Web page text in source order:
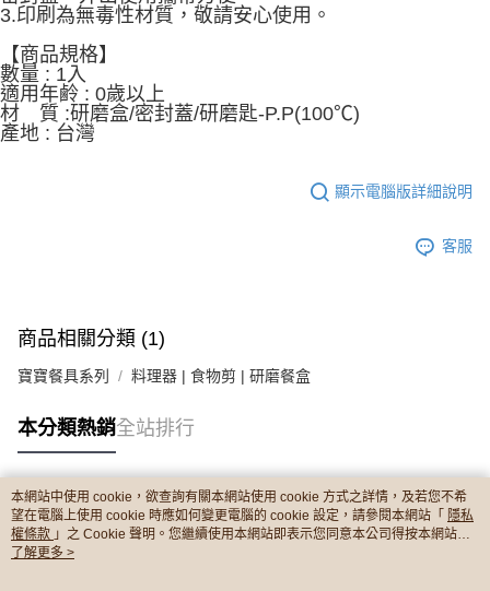
【「AFTEE先享後付」結帳流程】
１．於結帳方式選擇「AFTEE先享後付」後，將跳轉至「AFTEE先享後付」
結帳頁面，進行簡訊認證並確認金額後，即可完成結帳。
２．訂單成立數日內，您將收到繳費通知簡訊。
３．收到繳費通知簡訊後14天內，點擊此簡訊中的連結，可透過四大超商／
ATM／網路銀行／等多元方式進行付款，方視為交易完成。
※ 請注意：結帳手續完成當下不需立刻繳費，但若您需要取消訂單，請聯絡
購買商品的店家。未經商家同意取消之訂單仍視為有效，需透過AFTEE先享
※ 交易是否成功請以「AFTEE先享後付 」之結帳頁面顯示為準，若有關於
是否繳費成功／繳費後需取消欲退款等相關疑問，請聯繫「AFTEE先享後付
２．關於個人資料處理事宜，請瀏覽以下網址：
３．未成年的使用者請事先徵得法定代理人或監護人之同意方可使用
任。
４．使用「AFTEE先享後付」時，將依據個別帳號之用戶狀況，依本公司即
５．嚴禁一人註冊多個帳號或使用他人資訊註冊。若發現惡意使用之情形，
恩沛科技股份有限公司將有權停止該用戶之使用額度並採取法律行動。
每筆NT$150，滿NT$799(含以上)免運費
7-11取貨付款
每筆NT$150，滿NT$799(含以上)免運費
宅配
每筆NT$150，滿NT$1,299(含以上)免運費
3.印刷為無毒性材質，敬請安心使用。
【商品規格】
數量 : 1入
適用年鹷 : 0歲以上
材　質 :研磨盒/密封蓋/研磨匙-P.P(100℃)
產地 : 台灣
顯示電腦版詳細說明
客服
商品相關分類 (1)
寶寶餐具系列 料理器 | 食物剪 | 研磨餐盒
本分類熱銷全站排行
熱門標籤
本網站中使用 cookie，欲查詢有關本網站使用 cookie 方式之詳情，及若您不希
望在電腦上使用 cookie 時應如何變更電腦的 cookie 設定，請參閱本網站「 隱私
權條款 」之 Cookie 聲明。您繼續使用本網站即表示您同意本公司得按本網站使
用條款之 Cookie 聲明使用 cookie。
了解更多 >